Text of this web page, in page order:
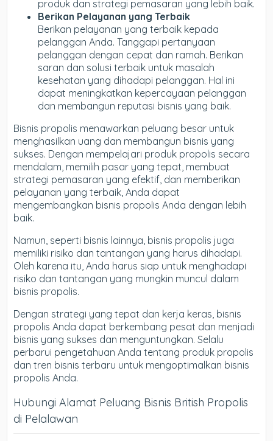
produk dan strategi pemasaran yang lebih baik.
Berikan Pelayanan yang Terbaik
Berikan pelayanan yang terbaik kepada
pelanggan Anda. Tanggapi pertanyaan
pelanggan dengan cepat dan ramah. Berikan
saran dan solusi terbaik untuk masalah
kesehatan yang dihadapi pelanggan. Hal ini
dapat meningkatkan kepercayaan pelanggan
dan membangun reputasi bisnis yang baik.
Bisnis propolis menawarkan peluang besar untuk
menghasilkan uang dan membangun bisnis yang
sukses. Dengan mempelajari produk propolis secara
mendalam, memilih pasar yang tepat, membuat
strategi pemasaran yang efektif, dan memberikan
pelayanan yang terbaik, Anda dapat
mengembangkan bisnis propolis Anda dengan lebih
baik.
Namun, seperti bisnis lainnya, bisnis propolis juga
memiliki risiko dan tantangan yang harus dihadapi.
Oleh karena itu, Anda harus siap untuk menghadapi
risiko dan tantangan yang mungkin muncul dalam
bisnis propolis.
Dengan strategi yang tepat dan kerja keras, bisnis
propolis Anda dapat berkembang pesat dan menjadi
bisnis yang sukses dan menguntungkan. Selalu
perbarui pengetahuan Anda tentang produk propolis
dan tren bisnis terbaru untuk mengoptimalkan bisnis
propolis Anda.
Hubungi Alamat Peluang Bisnis British Propolis
di Pelalawan